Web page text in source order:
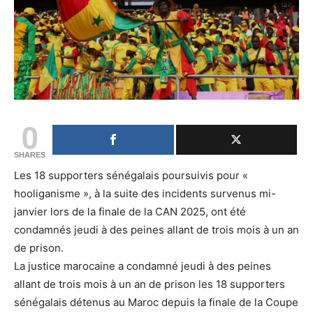
0
SHARES
Les 18 supporters sénégalais poursuivis pour «
hooliganisme », à la suite des incidents survenus mi-
janvier lors de la finale de la CAN 2025, ont été
condamnés jeudi à des peines allant de trois mois à un an
de prison.
La justice marocaine a condamné jeudi à des peines
allant de trois mois à un an de prison les 18 supporters
sénégalais détenus au Maroc depuis la finale de la Coupe